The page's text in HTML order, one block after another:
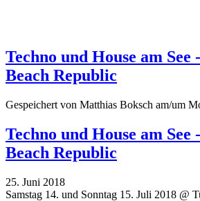
Techno und House am See
Beach Republic
Gespeichert von Matthias Boksch am/um
Techno und House am See
Beach Republic
25. Juni 2018
Samstag 14. und Sonntag 15. Juli 2018 @